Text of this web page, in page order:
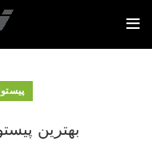
بهترین